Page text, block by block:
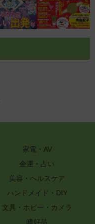
家電・AV
金運・占い
美容・ヘルスケア
ハンドメイド・DIY
文具・ホビー・カメラ
嗜好品